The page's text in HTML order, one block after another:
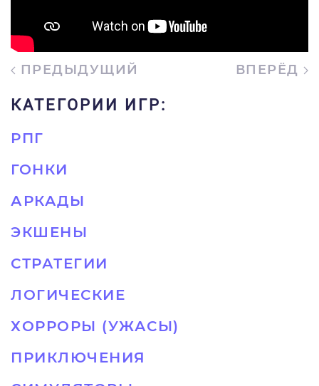
ПРЕДЫДУЩИЙ ВПЕРЁД
КАТЕГОРИИ ИГР:
РПГ
ГОНКИ
АРКАДЫ
ЭКШЕНЫ
СТРАТЕГИИ
ЛОГИЧЕСКИЕ
ХОРРОРЫ (УЖАСЫ)
ПРИКЛЮЧЕНИЯ